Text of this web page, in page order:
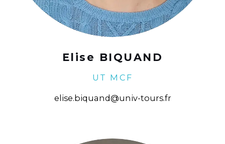
Elise BIQUAND
UT MCF
elise.biquand@univ-tours.fr